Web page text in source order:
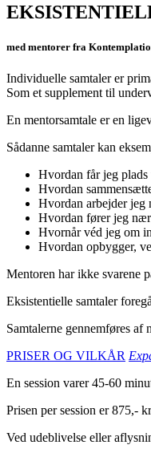
med mentorer fra
Individuelle samtaler er
Som et supplement til
En mentorsamtale er en
Sådanne samtaler kan
Hvordan får jeg
Hvordan
Hvordan arbejder jeg
Hvordan fører jeg
Hvornår véd jeg om
Hvordan opbygger,
Mentoren har ikke svarene
Eksistentielle samtaler
Samtalerne gennemføres
PRISER OG VILKÅR
En session varer 45-60
Prisen per session er 875,-
Ved udeblivelse eller